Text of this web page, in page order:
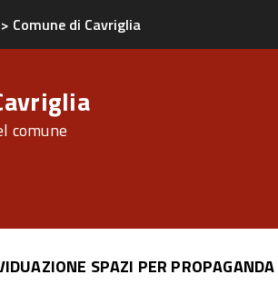
> Comune di Cavriglia
comune
SPAZI PER